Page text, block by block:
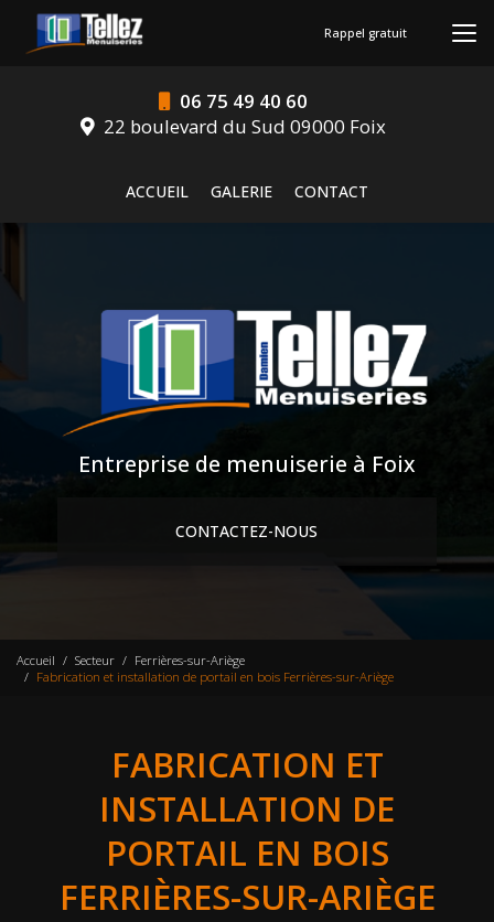
contenu
06 75 49 40 60
22 boulevard du Sud 09000 Foix
ACCUEIL
GALERIE CONTACT
Rappel gratuit
Entreprise de menuiserie à Foix
CONTACTEZ-NOUS
Accueil Secteur
Ferrières-sur-Ariège
Fabrication et installation de portail en bois Ferrières-sur-Ariège
FABRICATION ET
INSTALLATION DE
PORTAIL EN BOIS
FERRIÈRES-SUR-ARIÈGE